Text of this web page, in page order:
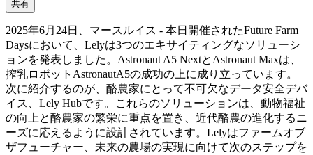
共有
2025年6月24日、マースルイス - 本日開催されたFuture Farm
Daysにおいて、Lelyは3つのエキサイティングなソリューシ
ョンを発表しました。Astronaut A5 NextとAstronaut Maxは、
搾乳ロボットAstronautA5の成功の上に成り立っています。
次に紹介するのが、酪農家にとって不可欠なデータ安全デバ
イス、Lely Hubです。これらのソリューションは、動物福祉
の向上と酪農家の繁栄に重点を置き、近代酪農の進化するニ
ーズに応えるように設計されています。Lelyはファームオブ
ザフューチャー、未来の農場の実現に向けて次のステップを